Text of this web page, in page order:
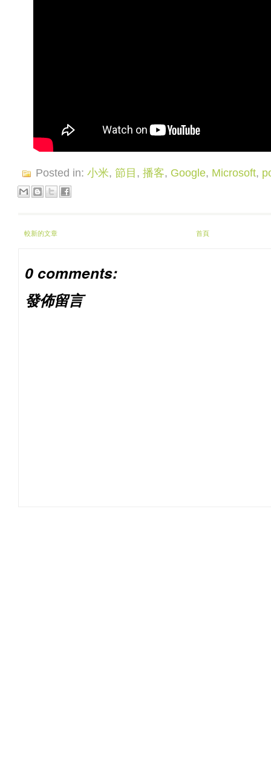
Posted in: 小米, 節目, 播客, Google, Microsoft,
較新的文章 首頁
0 comments:
發佈留言